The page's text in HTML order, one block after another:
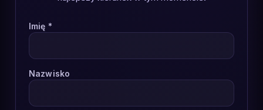
Imię *
Nazwisko